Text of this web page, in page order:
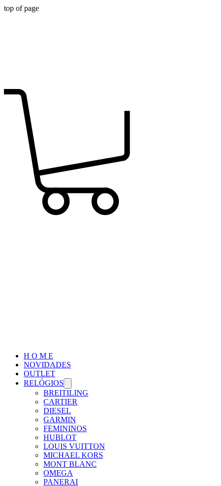
top of page
H O M E
NOVIDADES
OUTLET
RELÓGIOS
BREITILING
CARTIER
DIESEL
GARMIN
FEMININOS
HUBLOT
LOUIS VUITTON
MICHAEL KORS
MONT BLANC
OMEGA
PANERAI